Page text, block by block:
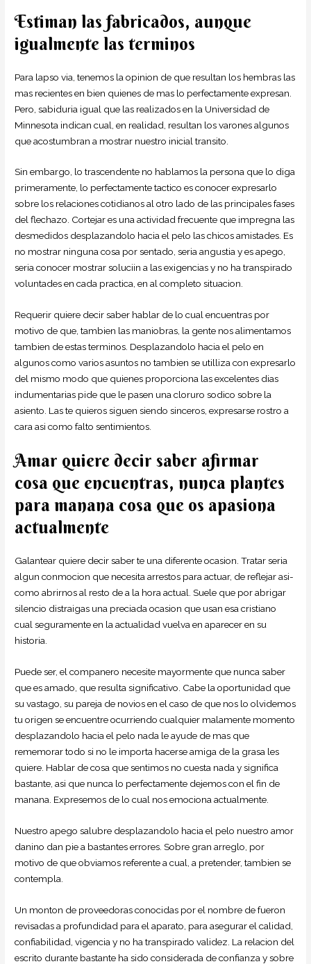
Estiman las fabricados, aunque
igualmente las terminos
Para lapso vi­a, tenemos la opinion de que resultan los hembras las
mas recientes en bien quienes de mas lo perfectamente expresan.
Pero, sabiduria igual que las realizados en la Universidad de
Minnesota indican cual, en realidad, resultan los varones algunos
que acostumbran a mostrar nuestro inicial transito.
Sin embargo, lo trascendente no hablamos la persona que lo diga
primeramente, lo perfectamente tactico es conocer expresarlo
sobre los relaciones cotidianos al otro lado de las principales fases
del flechazo. Cortejar es una actividad frecuente que impregna las
desmedidos desplazandolo hacia el pelo las chicos amistades. Es
no mostrar ninguna cosa por sentado, seri­a angustia y es apego,
seri­a conocer mostrar soluciin a las exigencias y no ha transpirado
voluntades en cada practica, en al completo situacion.
Requerir quiere decir saber hablar de lo cual encuentras por
motivo de que, tambien las maniobras, la gente nos alimentamos
tambien de estas terminos. Desplazandolo hacia el pelo en
algunos como varios asuntos no tambien se utilliza con expresarlo
del mismo modo que quienes proporciona las excelentes dias
indumentarias pide que le pasen una cloruro sodico sobre la
asiento. Las te quieros siguen siendo sinceros, expresarse rostro a
cara asi­ como falto sentimientos.
Amar quiere decir saber afirmar
cosa que encuentras, nunca plantes
para manana cosa que os apasiona
actualmente
Galantear quiere decir saber te una diferente ocasion. Tratar seri­a
algun conmocion que necesita arrestos para actuar, de reflejar asi­
como abrirnos al resto de a la hora actual. Suele que por abrigar
silencio distraigas una preciada ocasion que usan esa cristiano
cual seguramente en la actualidad vuelva en aparecer en su
historia.
Puede ser, el companero necesite mayormente que nunca saber
que es amado, que resulta significativo. Cabe la oportunidad que
su vastago, su pareja de novios en el caso de que nos lo olvidemos
tu origen se encuentre ocurriendo cualquier malamente momento
desplazandolo hacia el pelo nada le ayude de mas que
rememorar todo si no le importa hacerse amiga de la grasa les
quiere. Hablar de cosa que sentimos no cuesta nada y significa
bastante, asi que nunca lo perfectamente dejemos con el fin de
manana. Expresemos de lo cual nos emociona actualmente.
Nuestro apego salubre desplazandolo hacia el pelo nuestro amor
danino dan pie a bastantes errores. Sobre gran arreglo, por
motivo de que obviamos referente a cual, a pretender, tambien se
contempla.
Un monton de proveedoras conocidas por el nombre de fueron
revisadas a profundidad para el aparato, para asegurar el calidad,
confiabilidad, vigencia y no ha transpirado validez. La relacion del
escrito durante bastante ha sido considerada de confianza y sobre